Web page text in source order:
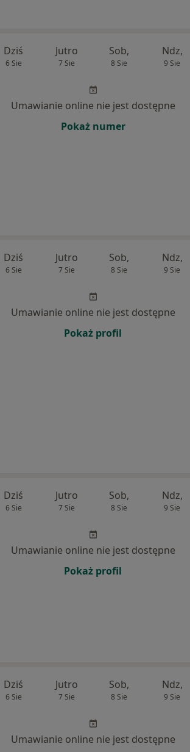
Dziś
6 Sie
Jutro
7 Sie
Sob,
8 Sie
Ndz,
9 Sie
Umawianie online nie jest dostępne
Pokaż numer
Dziś
6 Sie
Jutro
7 Sie
Sob,
8 Sie
Ndz,
9 Sie
Umawianie online nie jest dostępne
Pokaż profil
Dziś
6 Sie
Jutro
7 Sie
Sob,
8 Sie
Ndz,
9 Sie
Umawianie online nie jest dostępne
Pokaż profil
Dziś
6 Sie
Jutro
7 Sie
Sob,
8 Sie
Ndz,
9 Sie
Umawianie online nie jest dostępne